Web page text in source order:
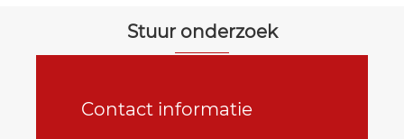
Stuur onderzoek
Contact informatie